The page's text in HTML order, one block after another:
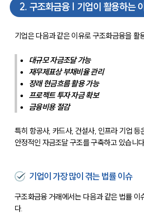
2. 구조화금융 | 기업이 활용하는
기업은 다음과 같은 이유로 구조화금융을 활
대규모 자금조달 가능
재무제표상 부채비율 관리
장래 현금흐름 활용 가능
프로젝트 투자 자금 확보
금융비용 절감
특히 항공사, 카드사, 건설사, 인프라 기업 등
안정적인 자금조달 구조를 구축하고 있습니
기업이 가장 많이 겪는 법률 이슈
구조화금융 거래에서는 다음과 같은 법률 이
다.